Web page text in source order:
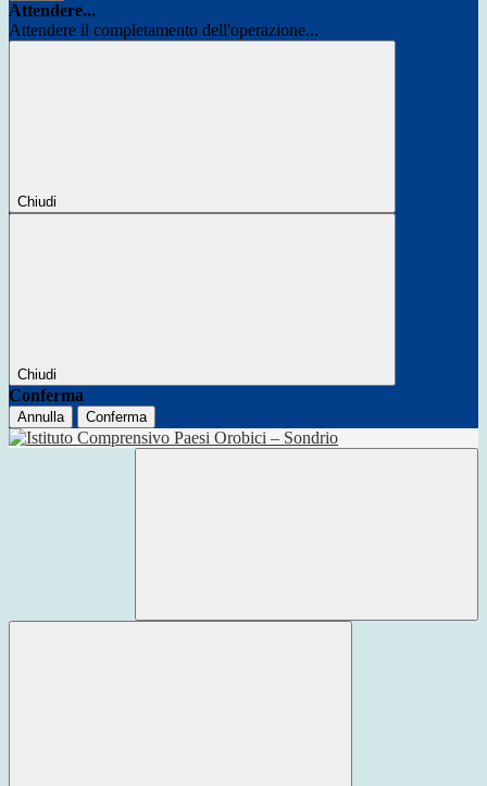
Attendere...
Attendere il completamento dell'operazione...
Chiudi
Chiudi
Conferma
Annulla Conferma